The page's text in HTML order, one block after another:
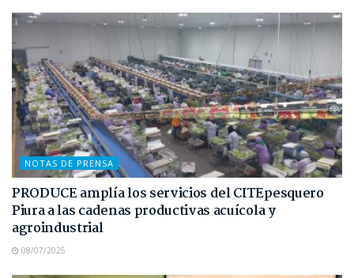
NOTAS DE PRENSA
PRODUCE amplía los servicios del CITEpesquero
Piura a las cadenas productivas acuícola y
agroindustrial
08/07/2025